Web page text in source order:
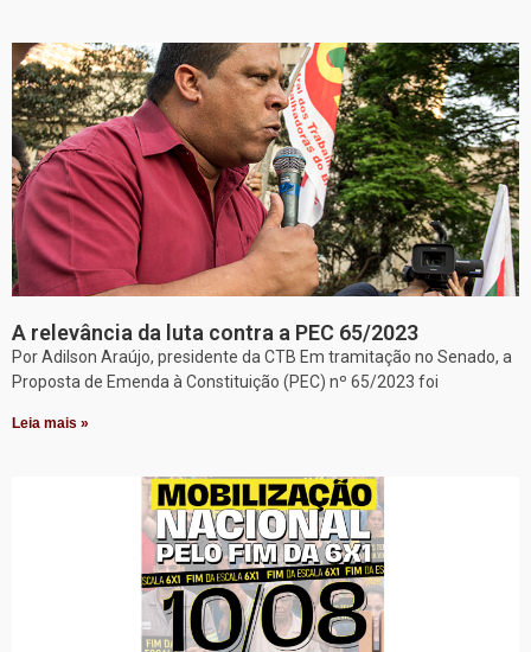
A relevância da luta contra a PEC 65/2023
Por Adilson Araújo, presidente da CTB Em tramitação no Senado, a
Proposta de Emenda à Constituição (PEC) nº 65/2023 foi
Leia mais »